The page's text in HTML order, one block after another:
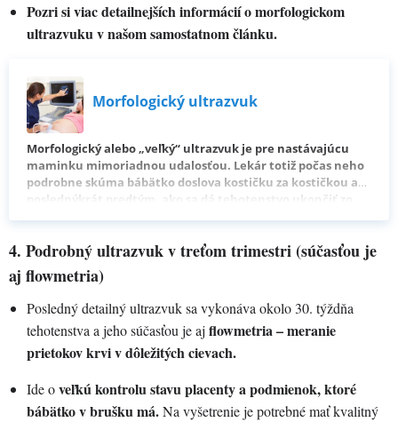
Pozri si viac detailnejších informácií o morfologickom
ultrazvuku v našom samostatnom článku.
Morfologický ultrazvuk
Morfologický alebo „veľký“ ultrazvuk je pre nastávajúcu
maminku mimoriadnou udalosťou. Lekár totiž počas neho
podrobne skúma bábätko doslova kostičku za kostičkou a
poslednýkrát predtým, ako sa dá tehotenstvo ukončiť zo
prebieha a či sa ti oplatí doplatiť si jeho rozšírený variant.
4. Podrobný ultrazvuk v treťom trimestri (súčasťou je
aj flowmetria)
Posledný detailný ultrazvuk sa vykonáva okolo 30. týždňa
tehotenstva a jeho súčasťou je aj flowmetria – meranie
prietokov krvi v dôležitých cievach.
Ide oveľkú kontrolu stavu placenty a podmienok, ktoré
bábätko v brušku má.Na vyšetrenie je potrebné mať kvalitný